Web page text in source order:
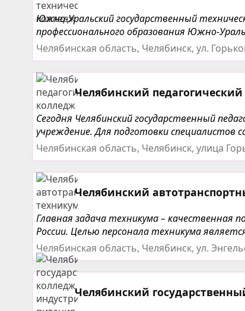
Южно-Уральский государственный
профессионального образования Южно-
Челябинская область, Челябинск, ул.
Челябинский
Сегодня Челябинский государственный
учреждение. Для подготовки специалистов
Челябинская область, Челябинск, улица
Челябинский
Главная задача техникума – качественная
России. Целью персонала техникума
Челябинская область, Челябинск, ул.
Челябинский